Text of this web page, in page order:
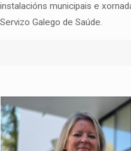
instalacións municipais e
Servizo Galego de Saúde.